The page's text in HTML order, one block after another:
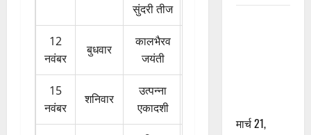
सुंदरी तीज
12
नवंबर
बुधवार
कालभैरव
जयंती
15
नवंबर
शनिवार
उत्पन्ना
एकादशी
मार्च 21,